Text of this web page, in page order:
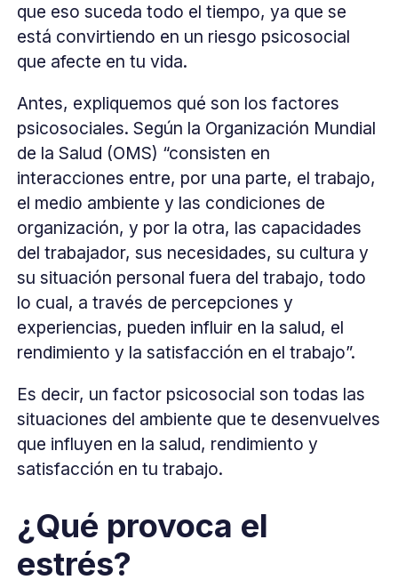
que eso suceda todo el tiempo, ya que se
está convirtiendo en un riesgo psicosocial
que afecte en tu vida.
Antes, expliquemos qué son los factores
psicosociales. Según la Organización Mundial
de la Salud (OMS) “consisten en
interacciones entre, por una parte, el trabajo,
el medio ambiente y las condiciones de
organización, y por la otra, las capacidades
del trabajador, sus necesidades, su cultura y
su situación personal fuera del trabajo, todo
lo cual, a través de percepciones y
experiencias, pueden influir en la salud, el
rendimiento y la satisfacción en el trabajo”.
Es decir, un factor psicosocial son todas las
situaciones del ambiente que te desenvuelves
que influyen en la salud, rendimiento y
satisfacción en tu trabajo.
¿Qué provoca el
estrés?